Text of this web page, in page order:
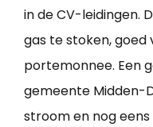
in de CV-leidingen.
gas te stoken, goed
portemonnee. Een
gemeente Midden-
stroom en nog